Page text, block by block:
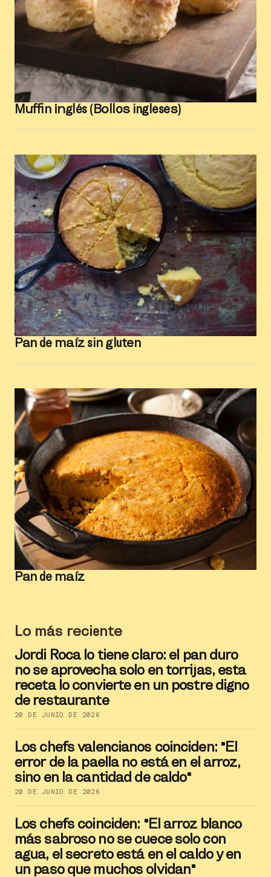
Muffin inglés (Bollos ingleses)
Pan de maíz sin gluten
Pan de maíz
Lo más reciente
Jordi Roca lo tiene claro: el pan duro
no se aprovecha solo en torrijas, esta
receta lo convierte en un postre digno
de restaurante
20 DE JUNIO DE 2026
Los chefs valencianos coinciden: "El
error de la paella no está en el arroz,
sino en la cantidad de caldo"
20 DE JUNIO DE 2026
Los chefs coinciden: "El arroz blanco
más sabroso no se cuece solo con
agua, el secreto está en el caldo y en
un paso que muchos olvidan"